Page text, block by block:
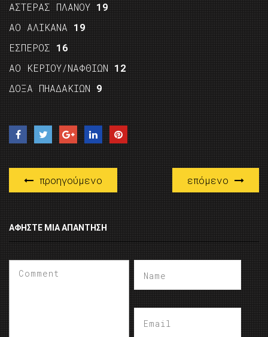
ΑΣΤΕΡΑΣ ΠΛΑΝΟΥ 19
ΑΟ ΑΛΙΚΑΝΑ 19
ΕΣΠΕΡΟΣ 16
ΑΟ ΚΕΡΙΟΥ/ΝΑΦΘΙΩΝ 12
ΔΟΞΑ ΠΗΑΔΑΚΙΩΝ 9
προηγούμενο επόμενο
ΑΦΉΣΤΕ ΜΙΑ ΑΠΆΝΤΗΣΗ